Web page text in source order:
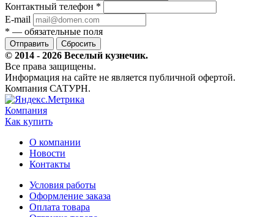
Контактный телефон *
E-mail
* — обязательные поля
Сбросить
© 2014 - 2026 Веселый кузнечик.
Все права защищены.
Информация на сайте не является публичной офертой.
Компания САТУРН.
Компания
Как купить
О компании
Новости
Контакты
Условия работы
Оформление заказа
Оплата товара